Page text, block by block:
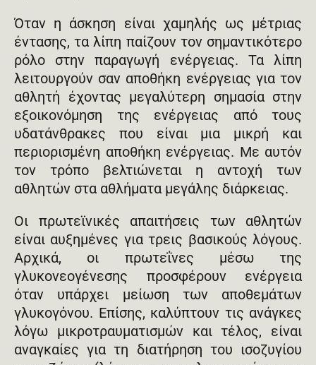
Όταν η άσκηση είναι χαμηλής ως μέτριας
έντασης, τα λίπη παίζουν τον σημαντικότερο
ρόλο στην παραγωγή ενέργειας. Τα λίπη
λειτουργούν σαν αποθήκη ενέργειας για τον
αθλητή έχοντας μεγαλύτερη σημασία στην
εξοικονόμηση της ενέργειας από τους
υδατάνθρακες που είναι μια μικρή και
περιορισμένη αποθήκη ενέργειας. Με αυτόν
τον τρόπο βελτιώνεται η αντοχή των
αθλητών στα αθλήματα μεγάλης διάρκειας.
Οι πρωτεϊνικές απαιτήσεις των αθλητών
είναι αυξημένες για τρεις βασικούς λόγους.
Αρχικά, οι πρωτεΐνες μέσω της
γλυκονεογένεσης προσφέρουν ενέργεια
όταν υπάρχει μείωση των αποθεμάτων
γλυκογόνου. Επίσης, καλύπτουν τις ανάγκες
λόγω μικροτραυματισμών και τέλος, είναι
αναγκαίες για τη διατήρηση του ισοζυγίου